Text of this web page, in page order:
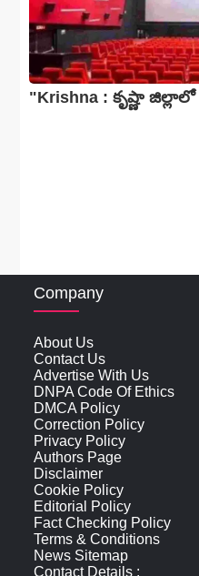
"Krishna : కృష్ణా
Company
About Us
Contact Us
Advertise With Us
DNPA Code Of Ethics
DMCA Policy
Correction Policy
Privacy Policy
Authors Page
Disclaimer
Cookie Policy
Editorial Policy
Fact Checking Policy
Terms & Conditions
News Sitemap
Contact Details :